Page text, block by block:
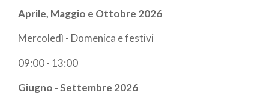
Aprile, Maggio e Ottobre 2026
Mercoledì - Domenica e festivi
09:00 - 13:00
Giugno - Settembre 2026